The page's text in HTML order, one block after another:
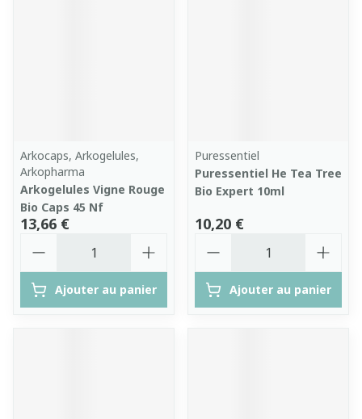
Arkocaps, Arkogelules,
Arkopharma
Arkogelules Vigne Rouge
Bio Caps 45 Nf
13,66 €
Ajouter au panier
Puressentiel
Puressentiel He Tea Tree
Bio Expert 10ml
10,20 €
Ajouter au panier